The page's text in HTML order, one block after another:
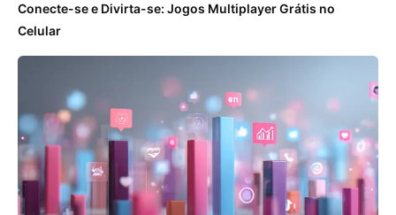
Conecte-se e Divirta-se: Jogos Multiplayer Grátis no
Celular